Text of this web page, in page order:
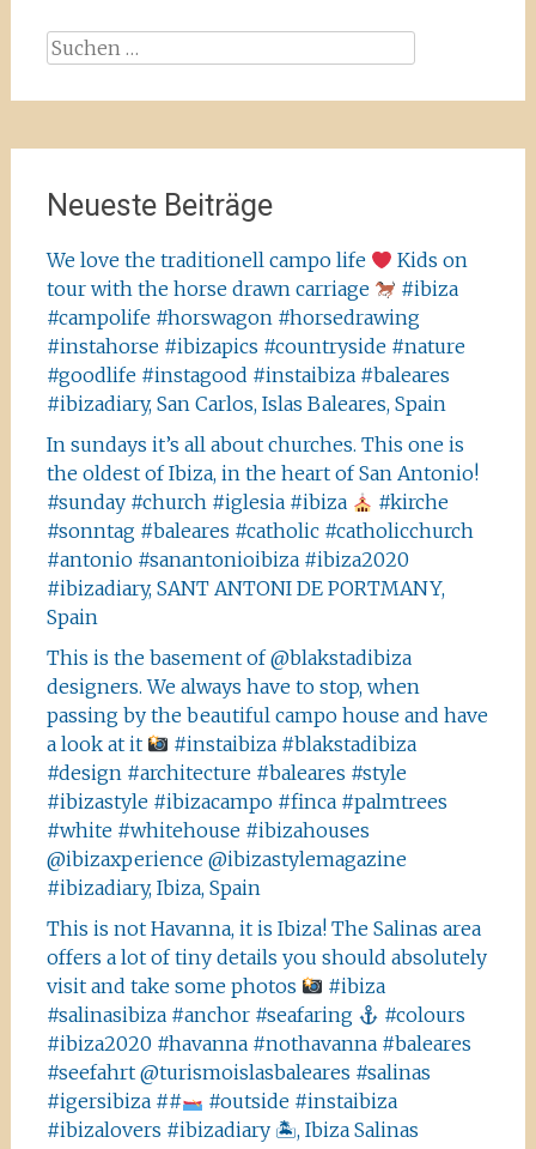
Suchen
Neueste Beiträge
We love the traditionell campo life
Kids on
tour with the horse drawn carriage
#ibiza
#campolife #horswagon #horsedrawing
#instahorse #ibizapics #countryside #nature
#goodlife #instagood #instaibiza #baleares
#ibizadiary, San Carlos, Islas Baleares, Spain
In sundays it’s all about churches. This one is
the oldest of Ibiza, in the heart of San Antonio!
#sunday #church #iglesia #ibiza
#kirche
#sonntag #baleares #catholic #catholicchurch
#antonio #sanantonioibiza #ibiza2020
#ibizadiary, SANT ANTONI DE PORTMANY,
Spain
This is the basement of @blakstadibiza
designers. We always have to stop, when
passing by the beautiful campo house and have
a look at it
#instaibiza #blakstadibiza
#design #architecture #baleares #style
#ibizastyle #ibizacampo #finca #palmtrees
#white #whitehouse #ibizahouses
@ibizaxperience @ibizastylemagazine
#ibizadiary, Ibiza, Spain
This is not Havanna, it is Ibiza! The Salinas area
offers a lot of tiny details you should absolutely
visit and take some photos
#ibiza
#salinasibiza #anchor #seafaring
#colours
#ibiza2020 #havanna #nothavanna #baleares
#seefahrt @turismoislasbaleares #salinas
#igersibiza ##
#outside #instaibiza
#ibizalovers #ibizadiary 🏝, Ibiza Salinas